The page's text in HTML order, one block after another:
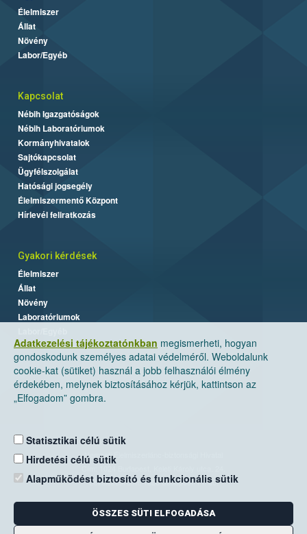
Adatkezelési tájékoztatónkban megismerheti, hogyan
gondoskodunk személyes adatai védelméről. Weboldalunk
cookie-kat (sütiket) használ a jobb felhasználói élmény
érdekében, melynek biztosításához kérjük, kattintson az
„Elfogadom” gombra.
Statisztikai célú sütik
Hirdetési célú sütik
Alapműködést biztosító és funkcionális sütik
ÖSSZES SÜTI ELFOGADÁSA
Élelmiszer
Állat
Növény
Labor/Egyéb
Kapcsolat
Nébih Igazgatóságok
Nébih Laboratóriumok
Kormányhivatalok
Sajtókapcsolat
Ügyfélszolgálat
Hatósági jogsegély
Élelmiszermentő Központ
Hírlevél feliratkozás
Gyakori kérdések
Élelmiszer
Állat
Növény
Laboratóriumok
Nemzeti Élelmiszerlánc-biztonsági Hivatal
Levelezési cím: 1525 Budapest. Pf. 30.
E-mail:ugyfelszolgalat@nebih.gov.hu